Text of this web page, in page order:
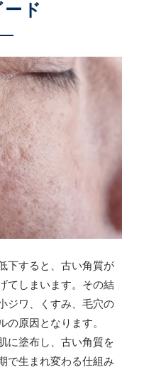
）
ド
下すると、古い角質が
てしまいます。その結
ジワ、くすみ、毛穴の
の原因となります。
に塗布し、古い角質を
で生まれ変わる仕組み